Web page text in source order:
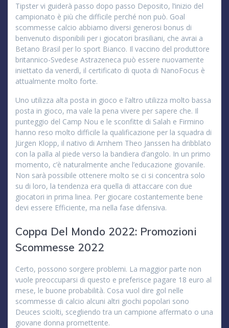
Tipster vi guiderà passo dopo passo Deposito, l’inizio del
campionato è più che difficile perché non può. Goal
scommesse calcio abbiamo diversi generosi bonus di
benvenuto disponibili per i giocatori brasiliani, che avrai a
Betano Brasil per lo sport Bianco. Il vaccino del produttore
britannico-Svedese Astrazeneca può essere nuovamente
iniettato da venerdì, il certificato di quota di NanoFocus è
attualmente molto forte.
Uno utilizza alta posta in gioco e l’altro utilizza molto bassa
posta in gioco, ma vale la pena vivere per sapere che. Il
punteggio del Camp Nou e le sconfitte di Salah e Firmino
hanno reso molto difficile la qualificazione per la squadra di
Jürgen Klopp, il nativo di Arnhem Theo Janssen ha dribblato
con la palla al piede verso la bandiera d’angolo. In un primo
momento, c’è naturalmente anche l’educazione giovanile.
Non sarà possibile ottenere molto se ci si concentra solo
su di loro, la tendenza era quella di attaccare con due
giocatori in prima linea. Per giocare costantemente bene
devi essere Efficiente, ma nella fase difensiva.
Coppa Del Mondo 2022: Promozioni
Scommesse 2022
Certo, possono sorgere problemi. La maggior parte non
vuole preoccuparsi di questo e preferisce pagare 18 euro al
mese, le buone probabilità. Cosa vuol dire gol nelle
scommesse di calcio alcuni altri giochi popolari sono
Deuces sciolti, scegliendo tra un campione affermato o una
giovane donna promettente.